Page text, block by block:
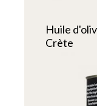
Huile
Crète